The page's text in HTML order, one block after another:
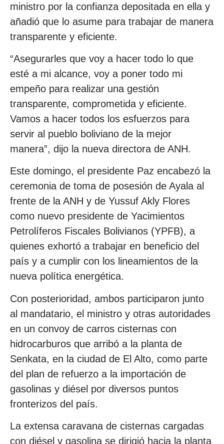
ministro por la confianza depositada en ella y
añadió que lo asume para trabajar de manera
transparente y eficiente.
“Asegurarles que voy a hacer todo lo que
esté a mi alcance, voy a poner todo mi
empeño para realizar una gestión
transparente, comprometida y eficiente.
Vamos a hacer todos los esfuerzos para
servir al pueblo boliviano de la mejor
manera”, dijo la nueva directora de ANH.
Este domingo, el presidente Paz encabezó la
ceremonia de toma de posesión de Ayala al
frente de la ANH y de Yussuf Akly Flores
como nuevo presidente de Yacimientos
Petrolíferos Fiscales Bolivianos (YPFB), a
quienes exhortó a trabajar en beneficio del
país y a cumplir con los lineamientos de la
nueva política energética.
Con posterioridad, ambos participaron junto
al mandatario, el ministro y otras autoridades
en un convoy de carros cisternas con
hidrocarburos que arribó a la planta de
Senkata, en la ciudad de El Alto, como parte
del plan de refuerzo a la importación de
gasolinas y diésel por diversos puntos
fronterizos del país.
La extensa caravana de cisternas cargadas
con diésel y gasolina se dirigió hacia la planta